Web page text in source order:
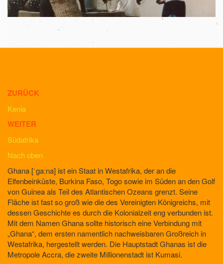
ZURÜCK
Kenia
WEITER
Südafrika
Nach oben
Ghana [ˈgaːna] ist ein Staat in Westafrika, der an die
Elfenbeinküste, Burkina Faso, Togo sowie im Süden an den Golf
von Guinea als Teil des Atlantischen Ozeans grenzt. Seine
Fläche ist fast so groß wie die des Vereinigten Königreichs, mit
dessen Geschichte es durch die Kolonialzeit eng verbunden ist.
Mit dem Namen Ghana sollte historisch eine Verbindung mit
„Ghana“, dem ersten namentlich nachweisbaren Großreich in
Westafrika, hergestellt werden. Die Hauptstadt Ghanas ist die
Metropole Accra, die zweite Millionenstadt ist Kumasi.